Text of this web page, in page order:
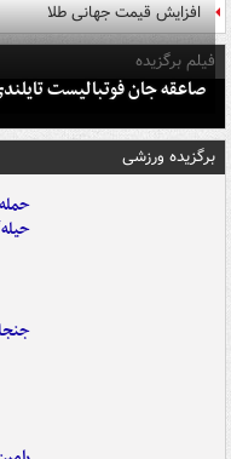
افزایش قیمت جهانی طلا
فیلم برگزیده
صاعقه جان فوتبالیست
برگزیده ورزشی